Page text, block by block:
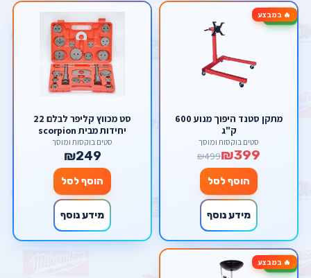
🔥 במבצע-20%
מתקן סטנד היפוך מנוע 600
ק"ג
סטים בוקסות ומוסך
₪399
₪499
הוסף לסל
מידע נוסף
סט מכווץ קליפר לבלם 22
יחידות מבית scorpion
סטים בוקסות ומוסך
₪249
הוסף לסל
מידע נוסף
🔥 במבצע-25%